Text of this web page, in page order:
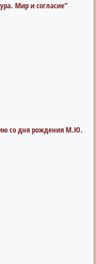
Мир и согласие”
со дня рождения М.Ю.